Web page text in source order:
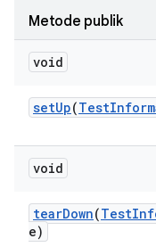
Metode publik
void
setUp(Test
void
tearDown(Test
e)